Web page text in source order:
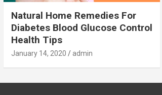
Natural Home Remedies For
Diabetes Blood Glucose Control
Health Tips
January 14, 2020 admin